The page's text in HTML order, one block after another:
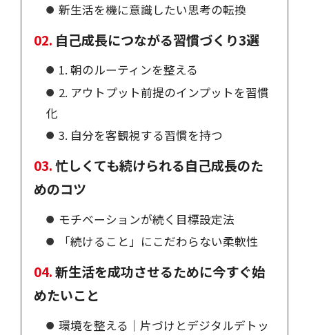
新生活を機に意識したい思考の転換
自己成長につながる習慣づくり3選
1. 朝のルーティンを整える
2. アウトプット前提のインプットを習慣
化
3. 自分を客観視する習慣を持つ
忙しくても続けられる自己成長のた
めのコツ
モチベーションが続く目標設定法
「続けること」にこだわらない柔軟性
新生活を成功させるために今すぐ始
めたいこと
環境を整える｜片づけとデジタルデトッ